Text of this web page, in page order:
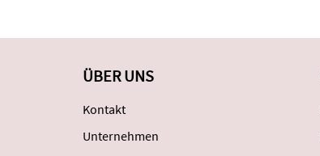
ÜBER UNS
Kontakt
Unternehmen